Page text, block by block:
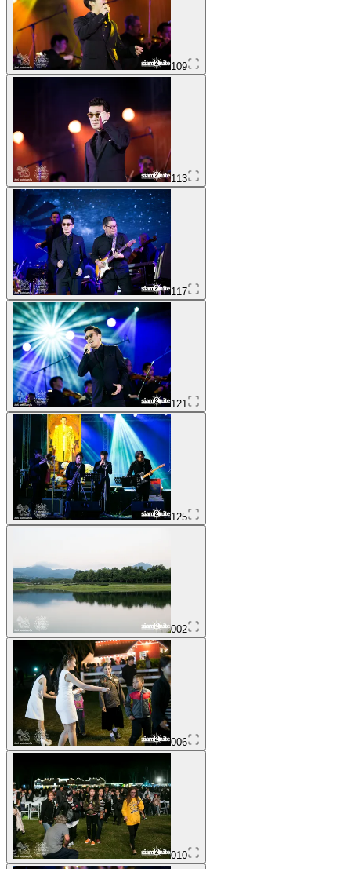
109
113
117
121
125
002
006
010